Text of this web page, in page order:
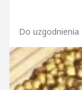
Do uzgodnienia